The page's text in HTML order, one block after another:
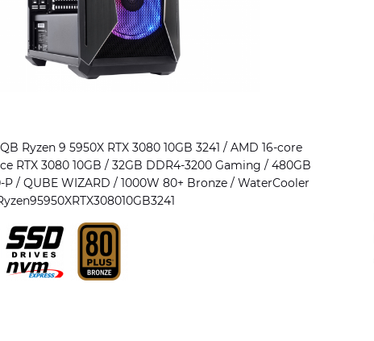
Ryzen 9 5950X RTX 3080 10GB 3241 / AMD 16-core
RTX 3080 10GB / 32GB DDR4-3200 Gaming / 480GB
P / QUBE WIZARD / 1000W 80+ Bronze / WaterCooler